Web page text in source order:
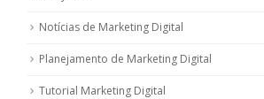
Notícias de Marketing Digital
Planejamento de Marketing Digital
Tutorial Marketing Digital